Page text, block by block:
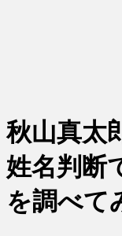
秋山真太
姓名判断
を調べて